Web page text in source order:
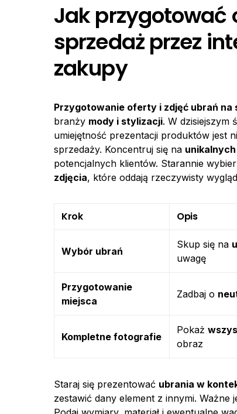
Jak przygotować
sprzedaż przez
zakupy
Przygotowanie oferty i zdjęć ubrań
branży mody i stylizacji. W dzisiejszym
umiejętność prezentacji produktów jest
sprzedaży. Koncentruj się na
potencjalnych klientów. Starannie
zdjęcia, które oddają rzeczywisty
Krok Opis
Wybór ubrań
Skup się na
uwagę
Przygotowanie
miejsca
Zadbaj o
Kompletne fotografie
Pokaż
obraz
Staraj się prezentować ubrania w
zestawić dany element z innymi. Ważne